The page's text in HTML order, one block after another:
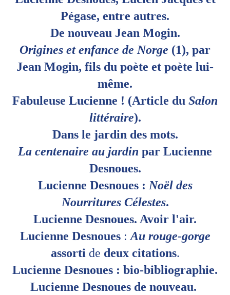
Pégase, entre autres.
De nouveau Jean Mogin.
Origines et enfance de Norge (1), par
Jean Mogin, fils du poète et poète lui-
même.
Fabuleuse Lucienne ! (Article du Salon
littéraire).
Dans le jardin des mots.
La centenaire au jardin par Lucienne
Desnoues.
Lucienne Desnoues : Noël des
Nourritures Célestes.
Lucienne Desnoues. Avoir l'air.
Lucienne Desnoues: Au rouge-gorge
assorti de deux citations.
Lucienne Desnoues ​ :​ ​ bio-bibliographie.​
Lucienne Desnoues de nouveau.